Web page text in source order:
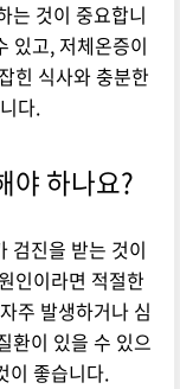
는 것이 중요합니
있고, 저체온증이
힌 식사와 충분한
다.
야 하나요?
검진을 받는 것이
인이라면 적절한
주 발생하거나 심
환이 있을 수 있으
이 좋습니다.